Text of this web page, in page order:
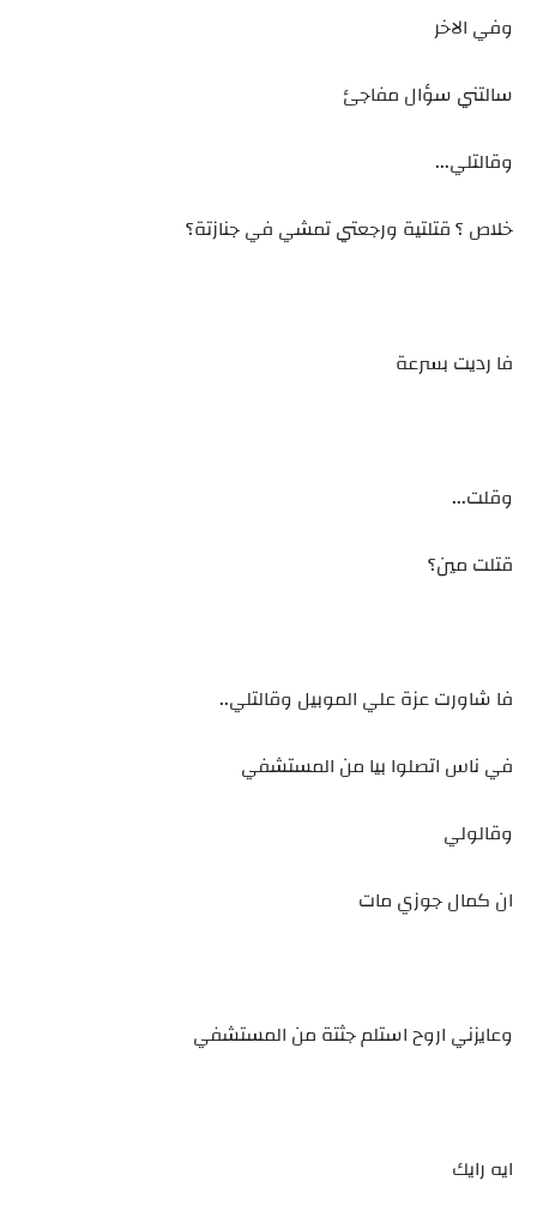
وفي الاخر
سالتني سؤال مفاجئ
وقالتلي...
خلاص ؟ قتلتية ورجعتي تمشي في جنازتة؟
فا رديت بسرعة
وقلت...
قتلت مين؟
فا شاورت عزة علي الموبيل وقالتلي..
في ناس اتصلوا بيا من المستشفي
وقالولي
ان كمال جوزي مات
وعايزني اروح استلم جثتة من المستشفي
ايه رايك